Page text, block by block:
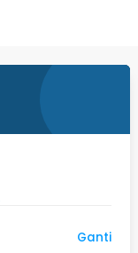
Ganti